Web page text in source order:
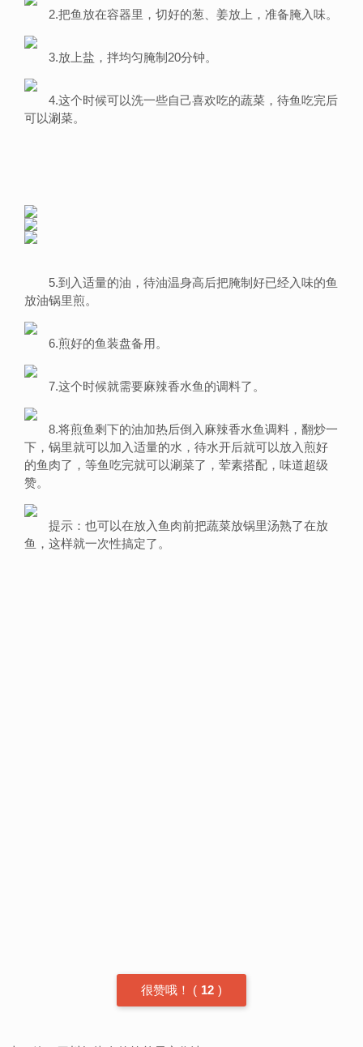
2.把鱼放在容器里，切好的葱、姜放上，准备腌入味。
3.放上盐，拌均匀腌制20分钟。
4.这个时候可以洗一些自己喜欢吃的蔬菜，待鱼吃完后
可以涮菜。
5.到入适量的油，待油温身高后把腌制好已经入味的鱼
放油锅里煎。
6.煎好的鱼装盘备用。
7.这个时候就需要麻辣香水鱼的调料了。
8.将煎鱼剩下的油加热后倒入麻辣香水鱼调料，翻炒一
下，锅里就可以加入适量的水，待水开后就可以放入煎好
的鱼肉了，等鱼吃完就可以涮菜了，荤素搭配，味道超级
赞。
提示：也可以在放入鱼肉前把蔬菜放锅里汤熟了在放
鱼，这样就一次性搞定了。
很赞哦！ ( 12 )